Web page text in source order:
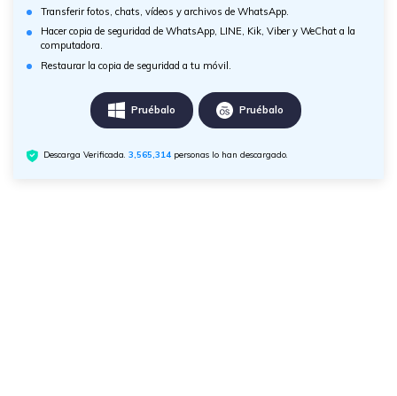
Transferir fotos, chats, vídeos y archivos de WhatsApp.
Hacer copia de seguridad de WhatsApp, LINE, Kik, Viber y WeChat a la
computadora.
Restaurar la copia de seguridad a tu móvil.
Pruébalo Pruébalo
Descarga Verificada.3,565,315 personas lo han descargado.